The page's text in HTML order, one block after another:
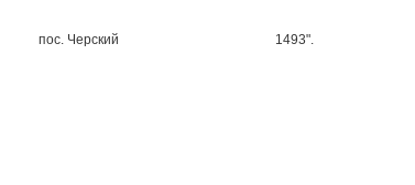
пос. Черский 1493".